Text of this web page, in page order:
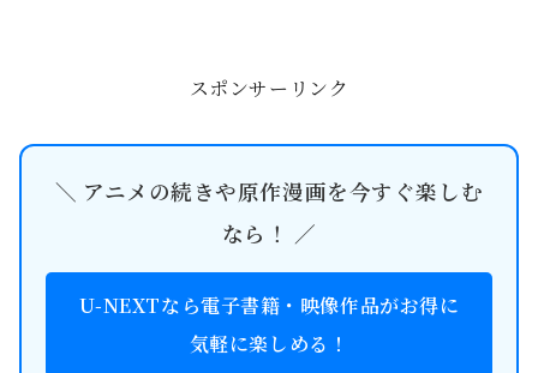
スポンサーリンク
＼ アニメの続きや原作漫画を今すぐ楽しむ
なら！ ／
U-NEXTなら電子書籍・映像作品がお得に
気軽に楽しめる！